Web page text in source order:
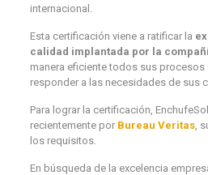
internacional.
Esta certificación viene a ratificar la
calidad implantada por la
manera eficiente todos sus procesos
responder a las necesidades de sus
Para lograr la certificación,
recientemente por Bureau Veritas,
los requisitos.
En búsqueda de la excelencia